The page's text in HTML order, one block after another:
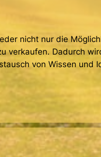
nicht nur die
verkaufen. Dadurch
von Wissen und